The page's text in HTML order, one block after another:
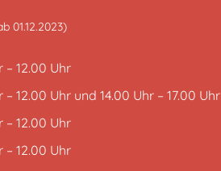
01.12.2023)
– 12.00 Uhr
– 12.00 Uhr und 14.00 Uhr – 17.00 Uhr
– 12.00 Uhr
– 12.00 Uhr